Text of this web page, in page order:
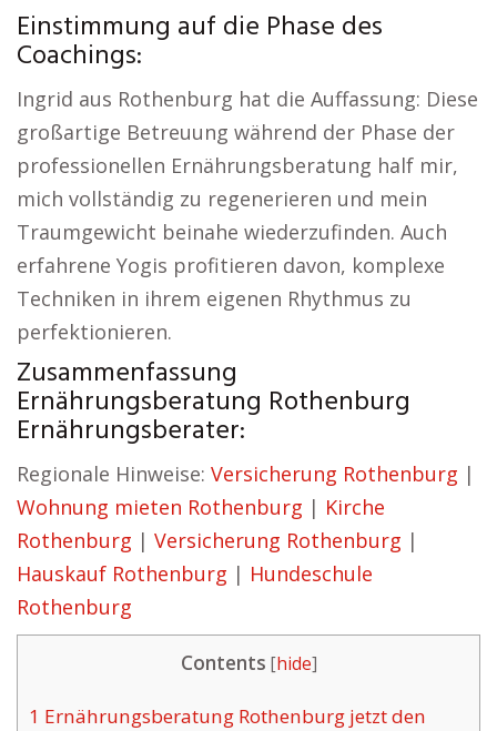
Einstimmung auf die Phase des
Coachings:
Ingrid aus Rothenburg hat die Auffassung: Diese
großartige Betreuung während der Phase der
professionellen Ernährungsberatung half mir,
mich vollständig zu regenerieren und mein
Traumgewicht beinahe wiederzufinden. Auch
erfahrene Yogis profitieren davon, komplexe
Techniken in ihrem eigenen Rhythmus zu
perfektionieren.
Zusammenfassung
Ernährungsberatung Rothenburg
Ernährungsberater:
Regionale Hinweise: Versicherung Rothenburg |
Wohnung mieten Rothenburg | Kirche
Rothenburg | Versicherung Rothenburg |
Hauskauf Rothenburg | Hundeschule
Rothenburg
Contents [hide]
1 Ernährungsberatung Rothenburg jetzt den